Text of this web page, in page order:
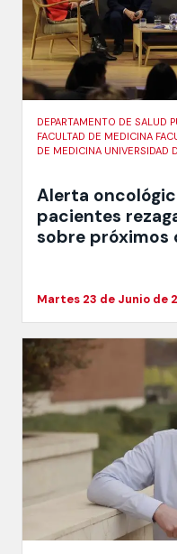
DEPARTAMENTO DE SALUD
FACULTAD DE MEDICINA
DE MEDICINA UNIVERSIDAD
Alerta
pacientes
sobre próximos
Martes 23 de Junio de